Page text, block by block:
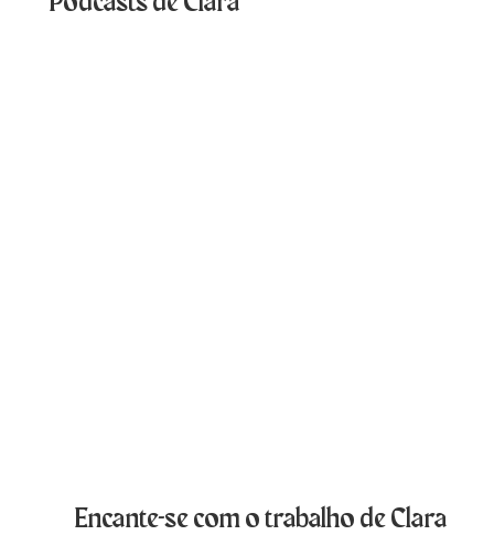
Encante-se com o trabalho de Clara